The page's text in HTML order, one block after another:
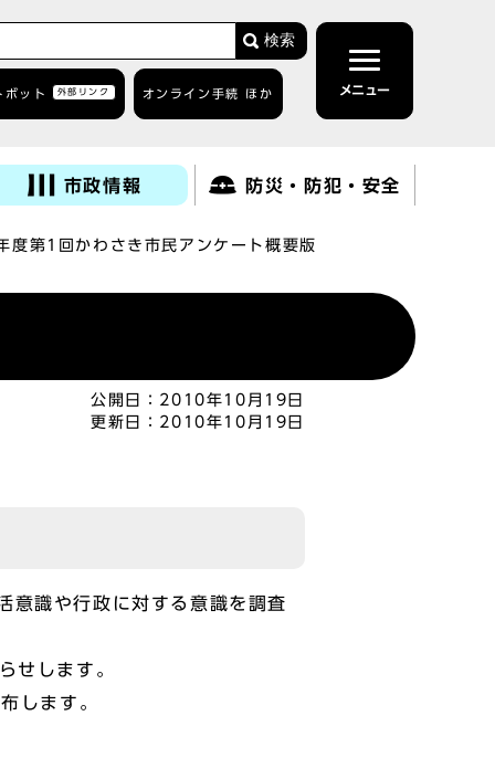
検索
ボット 外部リンク オンライン手続 ほか メニュー
市政情報 防災・防犯・安全
度第1回かわさき市民アンケート概要版
公開日： 2010年10月19日
更新日： 2010年10月19日
意識や行政に対する意識を調査
せします。
します。